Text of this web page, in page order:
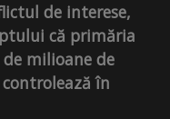
de interese,
că primăria
milioane de
în